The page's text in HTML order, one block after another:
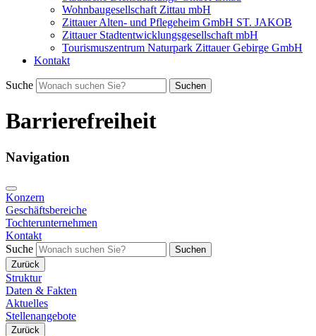
Wohnbaugesellschaft Zittau mbH
Zittauer Alten- und Pflegeheim GmbH ST. JAKOB
Zittauer Stadtentwicklungsgesellschaft mbH
Tourismuszentrum Naturpark Zittauer Gebirge GmbH
Kontakt
Suche Suchen
Barrierefreiheit
Navigation
Konzern
Geschäftsbereiche
Tochterunternehmen
Kontakt
Suche
Suchen
Zurück
Struktur
Daten & Fakten
Aktuelles
Stellenangebote
Zurück